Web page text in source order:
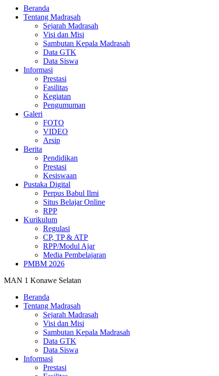
Beranda
Tentang Madrasah
Sejarah Madrasah
Visi dan Misi
Sambutan Kepala Madrasah
Data GTK
Data Siswa
Informasi
Prestasi
Fasilitas
Kegiatan
Pengumuman
Galeri
FOTO
VIDEO
Arsip
Berita
Pendidikan
Prestasi
Kesiswaan
Pustaka Digital
Perpus Babul Ilmi
Situs Belajar Online
RPP
Kurikulum
Regulasi
CP, TP & ATP
RPP/Modul Ajar
Media Pembelajaran
PMBM 2026
MAN 1 Konawe Selatan
Beranda
Tentang Madrasah
Sejarah Madrasah
Visi dan Misi
Sambutan Kepala Madrasah
Data GTK
Data Siswa
Informasi
Prestasi